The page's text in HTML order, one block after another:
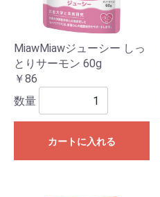
MiawMiawジューシー しっ
とりサーモン 60g
￥86
数量
カートに入れる